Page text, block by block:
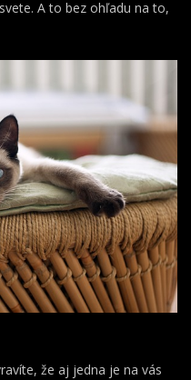
A to bez ohľadu na to,
že aj jedna je na vás